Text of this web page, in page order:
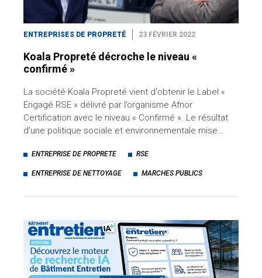
ENTREPRISES DE PROPRETÉ 23 FÉVRIER 2022
Koala Propreté décroche le niveau «
confirmé »
La société Koala Propreté vient d'obtenir le Label «
Engagé RSE » délivré par l’organisme Afnor
Certification avec le niveau « Confirmé ». Le résultat
d’une politique sociale et environnementale mise…
ENTREPRISE DE PROPRETE RSE
ENTREPRISE DE NETTOYAGE MARCHES PUBLICS